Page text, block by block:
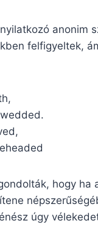
anonim
felfigyeltek,
hogy
úgy